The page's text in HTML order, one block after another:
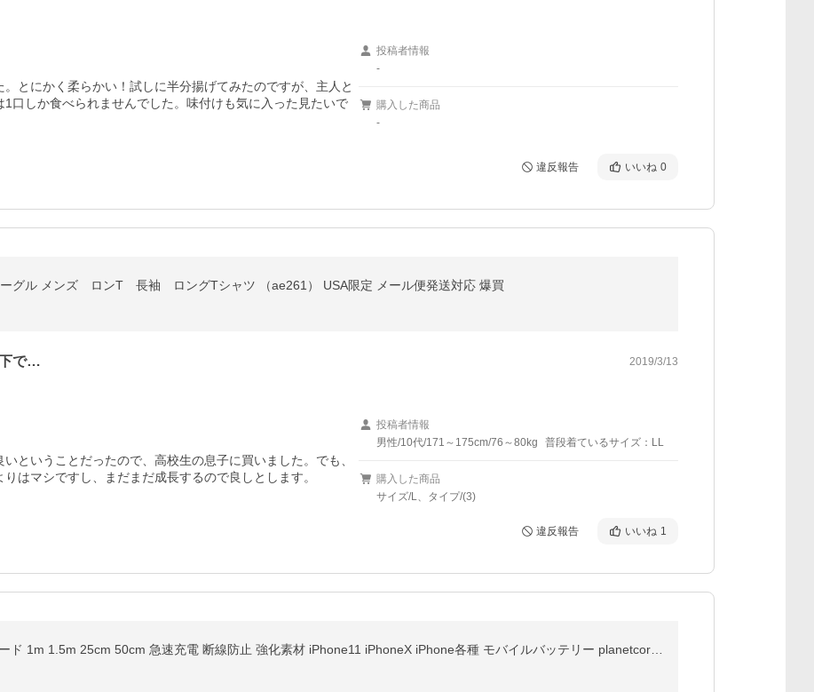
とにかく柔らかい！試しに半分揚げてみたのですが、主人と
口しか食べられませんでした。味付けも気に入った見たいで
投稿者情報
-
購入した商品
-
違反報告 いいね 0
ーグル メンズ ロンT 長袖 ロングTシャツ （ae261） USA限定 メール便発送対応 爆買
で… 2019/3/13
ということだったので、高校生の息子に買いました。でも、
はマシですし、まだまだ成長するので良しとします。
投稿者情報
男性/10代/171～175cm/76～80kg
普段着ているサイズ：LL
購入した商品
サイズ/L、タイプ/(3)
違反報告 いいね 1